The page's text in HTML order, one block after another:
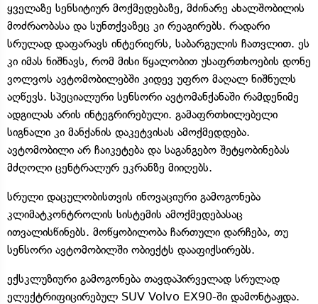
ყველაზე სენსიტიურ მოქმედებაზე, მძინარე ახალშობილის
მოძრაობასა და სუნთქვაზეც კი რეაგირებს. რადარი
სრულად დაფარავს ინტერიერს, საბარგულის ჩათვლით. ეს
კი იმას ნიშნავს, რომ მისი წყალობით უსაფრთხოების დონე
ვოლვოს ავტომობილებში კიდევ უფრო მაღალ ნიშნულს
აღწევს. სპეციალური სენსორი ავტომანქანაში რამდენიმე
ადგილას არის ინტეგრირებული. გამაფრთხილებელი
სიგნალი კი მანქანის დაკეტვისას ამოქმედდება.
ავტომობილი არ ჩაიკეტება და საგანგებო შეტყობინებას
მძღოლი ცენტრალურ ეკრანზე მიიღებს.
სრული დაცულობისთვის ინოვაციური გამოგონება
კლიმატკონტროლის სისტემის ამოქმედებასაც
ითვალისწინებს. მოწყობილობა ჩართული დარჩება, თუ
სენსორი ავტომობილში ობიექტს დააფიქსირებს.
ექსკლუზიური გამოგონება თავდაპირველად სრულად
ელექტრიფიცირებულ SUV Volvo EX90-ში დამონტაჟდა.